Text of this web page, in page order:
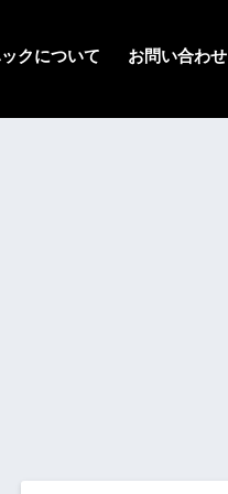
クについて お問い合わせ